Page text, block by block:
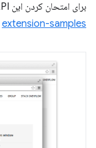
برای امتحان کردن این API،
extension-samples